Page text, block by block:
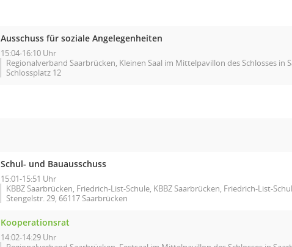
Ausschuss für soziale Angelegenheiten
15:04-16:10 Uhr
Regionalverband Saarbrücken, Kleinen Saal im Mittelpavillon des Schlosses in
Schlossplatz 12
Schul- und Bauausschuss
15:01-15:51 Uhr
KBBZ Saarbrücken, Friedrich-List-Schule, KBBZ Saarbrücken, Friedrich-List-
Stengelstr. 29, 66117 Saarbrücken
Kooperationsrat
14:02-14:29 Uhr